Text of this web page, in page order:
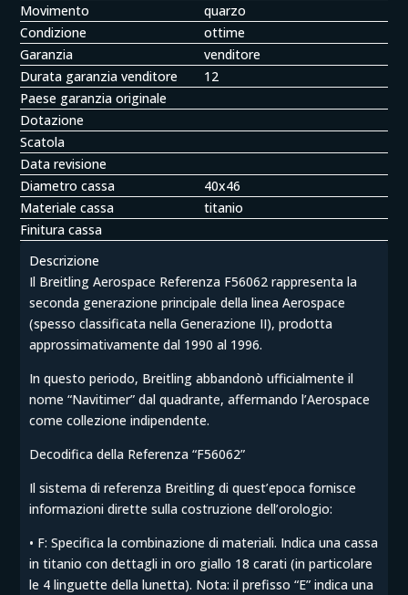
Movimento
quarzo
Condizione
ottime
Garanzia
venditore
Durata garanzia venditore
12
Paese garanzia originale
Dotazione
Scatola
Data revisione
Diametro cassa
40x46
Materiale cassa
titanio
Finitura cassa
Descrizione
Il Breitling Aerospace Referenza F56062 rappresenta la
seconda generazione principale della linea Aerospace
(spesso classificata nella Generazione II), prodotta
approssimativamente dal 1990 al 1996.
In questo periodo, Breitling abbandonò ufficialmente il
nome “Navitimer” dal quadrante, affermando l’Aerospace
come collezione indipendente.
Decodifica della Referenza “F56062”
Il sistema di referenza Breitling di quest’epoca fornisce
informazioni dirette sulla costruzione dell’orologio:
• F: Specifica la combinazione di materiali. Indica una cassa
in titanio con dettagli in oro giallo 18 carati (in particolare
le 4 linguette della lunetta). Nota: il prefisso “E” indica una